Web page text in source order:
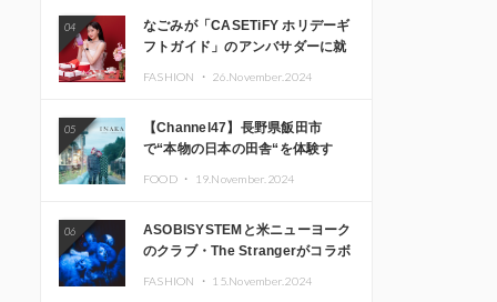
04
なごみが「CASETiFY ホリデーギ
フトガイド」のアンバサダーに就
FASHION ・ 26.November.2024
05
【Channel47】長野県飯田市
で“本物の日本の田舎“を体験す
FOOD ・ 19.November.2024
06
ASOBISYSTEMと米ニューヨーク
のクラブ・The Strangerがコラボ
FASHION ・ 15.November.2024